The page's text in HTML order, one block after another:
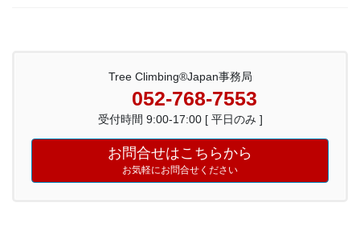
Tree Climbing®Japan事務局
052-768-7553
受付時間 9:00-17:00 [ 平日のみ ]
お問合せはこちらから
お気軽にお問合せください